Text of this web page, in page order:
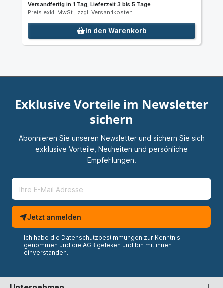
Versandfertig in 1 Tag, Lieferzeit 3 bis 5 Tage
Preis exkl. MwSt., zzgl. Versandkosten
In den Warenkorb
Exklusive Vorteile im Newsletter
sichern
Abonnieren Sie unseren Newsletter und sichern Sie sich
exklusive Vorteile, Neuheiten und persönliche
Empfehlungen.
Jetzt anmelden
Ich habe die Datenschutzbestimmungen zur Kenntnis
genommen und die AGB gelesen und bin mit ihnen
einverstanden.